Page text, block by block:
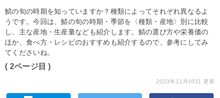
鯖の旬の時期を知っていますか？種類によってそれぞれ異なるよ
うです。今回は、鯖の旬の時期・季節を〈種類・産地〉別に比較
し、主な産地・生産量なども紹介します。鯖の選び方や栄養価の
ほか、食べ方・レシピのおすすめも紹介するので、参考にしてみ
てくださいね。
( 2ページ目 )
2023年11月05日 更新